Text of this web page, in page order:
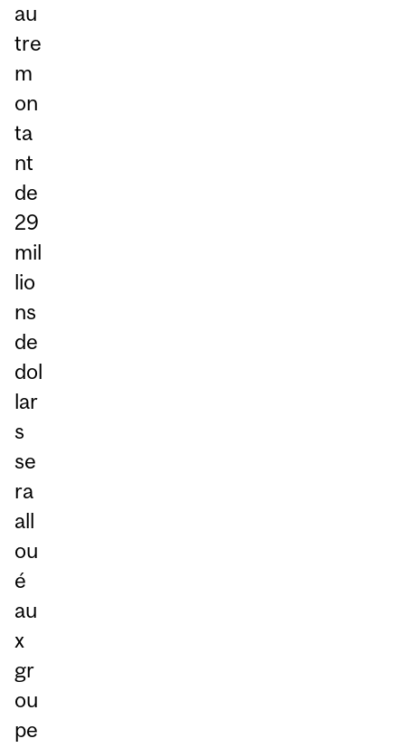
au
tre
m
on
ta
nt
de
29
mil
lio
ns
de
dol
lar
s
se
ra
all
ou
é
au
x
gr
ou
pe